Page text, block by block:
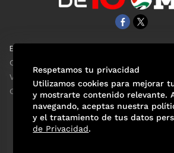
EL UNIVERSAL
Clase
ViveUSA
Confabulario
Respetamos tu privacidad
Utilizamos cookies para mejorar
y mostrarte contenido relevante.
navegando, aceptas nuestra
y el tratamiento de tus datos
de Privacidad.